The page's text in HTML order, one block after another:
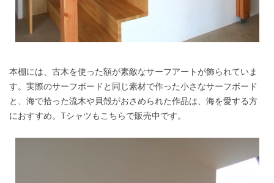
本棚には、古木を使った額が素敵なサーフアートが飾られていま
す。実際のサーフボードと同じ素材で作った小さなサーフボード
と、海で拾った流木や貝殻がおさめられた作品は、海を愛する方
におすすめ。Tシャツもこちらで販売中です。